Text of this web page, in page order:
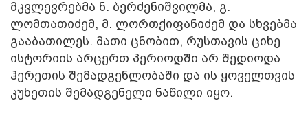
მკვლევრებმა ნ. ბერძენიშვილმა, გ.
ლომთათიძემ, მ. ლორთქიფანიძემ და სხვებმა
გააბათილეს. მათი ცნობით, რუსთავის ციხე
ისტორიის არცერთ პერიოდში არ შედიოდა
ჰერეთის შემადგენლობაში და ის ყოველთვის
კუხეთის შემადგენელი ნაწილი იყო.